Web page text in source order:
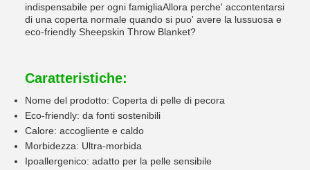
indispensabile per ogni famigliaAllora perche' accontentarsi
di una coperta normale quando si puo' avere la lussuosa e
eco-friendly Sheepskin Throw Blanket?
Caratteristiche:
Nome del prodotto: Coperta di pelle di pecora
Eco-friendly: da fonti sostenibili
Calore: accogliente e caldo
Morbidezza: Ultra-morbida
Ipoallergenico: adatto per la pelle sensibile